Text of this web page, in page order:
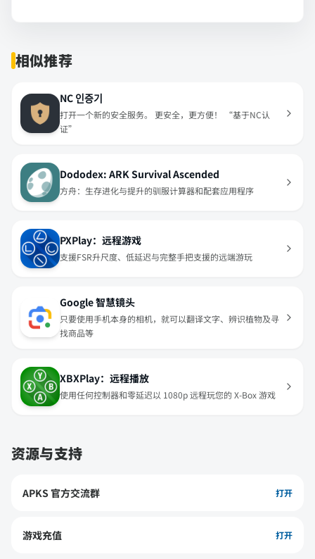
相似推荐
NC 인증기
打开一个新的安全服务。 更安全，更方便！ “基于NC认
证”
Dododex: ARK Survival Ascended
方舟：生存进化与提升的驯服计算器和配套应用程序
PXPlay：远程游戏
支援FSR升尺度、低延迟与完整手把支援的远端游玩
Google 智慧镜头
只要使用手机本身的相机，就可以翻译文字、辨识植物及寻
找商品等
XBXPlay：远程播放
使用任何控制器和零延迟以 1080p 远程玩您的 X-Box 游戏
资源与支持
APKS 官方交流群 打开
游戏充值 打开